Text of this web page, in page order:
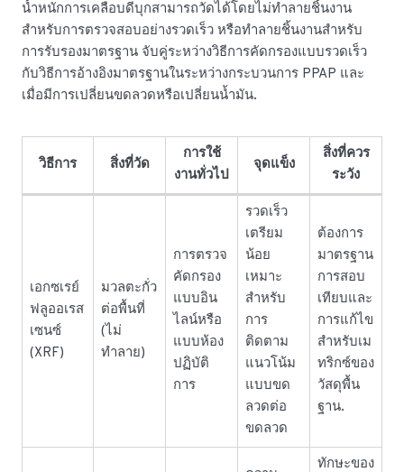
น้ำหนักการเคลือบดีบุกสามารถวัดได้โดยไม่ทำลายชิ้นงาน
สำหรับการตรวจสอบอย่างรวดเร็ว หรือทำลายชิ้นงานสำหรับ
การรับรองมาตรฐาน จับคู่ระหว่างวิธีการคัดกรองแบบรวดเร็ว
กับวิธีการอ้างอิงมาตรฐานในระหว่างกระบวนการ PPAP และ
เมื่อมีการเปลี่ยนขดลวดหรือเปลี่ยนน้ำมัน.
วิธีการ สิ่งที่วัด
การใช้
งานทั่วไป
จุดแข็ง
สิ่งที่ควร
ระวัง
เอกซเรย์
ฟลูออเรส
เซนซ์
(XRF)
มวลตะกั่ว
ต่อพื้นที่
(ไม่
ทำลาย)
การตรวจ
คัดกรอง
แบบอิน
ไลน์หรือ
แบบห้อง
ปฏิบัติ
การ
รวดเร็ว
เตรียม
น้อย
เหมาะ
สำหรับ
การ
ติดตาม
แนวโน้ม
แบบขด
ลวดต่อ
ขดลวด
ต้องการ
มาตรฐาน
การสอบ
เทียบและ
การแก้ไข
สำหรับเม
ทริกซ์ของ
วัสดุพื้น
ฐาน.
ทักษะของ